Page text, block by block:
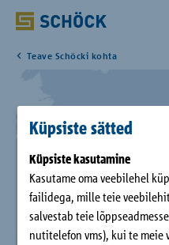
Küpsiste sätted
Küpsiste kasutamine
Kasutame oma veebilehel
failidega, mille teie
salvestab teie
nutitelefon vms), kui te
Allalaadimine
Referentsid
Estonia (EE) Eesti
Teave Schöcki kohta